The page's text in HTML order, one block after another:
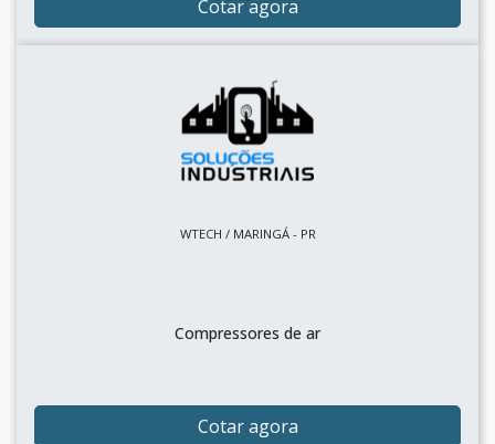
Cotar agora
WTECH / MARINGÁ - PR
Compressores de ar
Cotar agora